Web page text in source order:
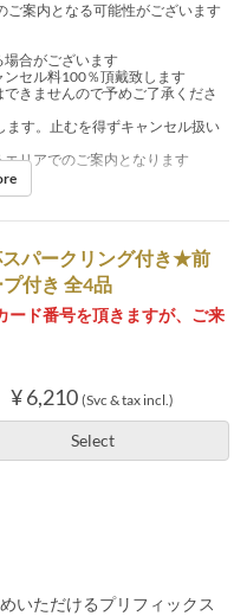
ご案内となる可能性がございます
場合がございます
ンセル料100％頂戴致します
きませんので予めご了承くださ
ます。止むを得ずキャンセル扱い
リアでのご案内となります
スパークリング付き★前
付き 全4品
ード番号を頂きますが、ご来
¥ 6,210 (Svc & tax incl.)
Select
いただけるプリフィックス